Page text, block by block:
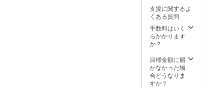
日14時
以降で
調整い
たしま
す。
要の場
合は
「通話
不要」
可)。
ご支援
の順番
がその
まま掲
なりま
す(最上
位枠
内)。
0.3(cm)
Tシャツ
サイ
ズ：メ
ンズS・
レ
ディー
スM・L
※備考欄
支援に関するよ
くある質問
手数料はいく
らかかります
か？
目標金額に届
かなかった場
合どうなりま
すか？